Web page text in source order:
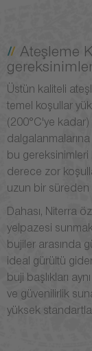
Ateşleme
Üstün kaliteli
temel koşullar
(200°C'ye kadar)
dalgalanmalarına
bu gereksinimleri
derece zor
uzun bir süreden
Dahası, Niterra
yelpazesi
bujiler arasında
ideal gürültü
buji başlıkları
ve güvenilirlik
yüksek